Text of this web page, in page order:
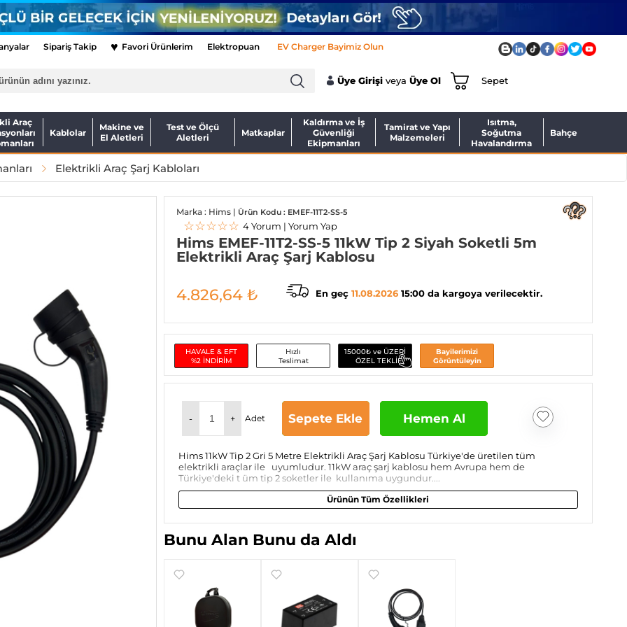
Sipariş Takip ♥ Favori Ürünlerim Elektropuan EV Charger Bayimiz Olun
Üye Girişi veyaÜye Ol Sepet
Araç
Kablolar
Makine ve
El Aletleri
Test ve Ölçü
Aletleri
Matkaplar
Kaldırma ve İş
Güvenliği
Ekipmanları
Tamirat ve Yapı
Malzemeleri
Isıtma,
Soğutma
Havalandırma
Bahçe
Elektrikli Araç Şarj Kabloları
Marka : Hims | Ürün Kodu : EMEF-11T2-SS-5
☆☆☆☆☆ 4 Yorum | Yorum Yap
Hims EMEF-11T2-SS-5 11kW Tip 2 Siyah Soketli 5m
Elektrikli Araç Şarj Kablosu
4.826,64 ₺ En geç 11.08.2026 15:00 da kargoya verilecektir.
HAVALE & EFT
%2 İNDİRİM
Hızlı
Teslimat
15000₺ ve ÜZERİ
ÖZEL TEKLİF
Bayilerimizi
Görüntüleyin
- + Adet Sepete Ekle Hemen Al
Hims 11kW Tip 2 Gri 5 Metre Elektrikli Araç Şarj Kablosu Türkiye'de üretilen tüm
elektrikli araçlar ile uyumludur. 11kW araç şarj kablosu hem Avrupa hem de
Türkiye'deki t üm tip 2 soketler ile kullanıma uygundur....
Ürünün Tüm Özellikleri
Bunu Alan Bunu da Aldı